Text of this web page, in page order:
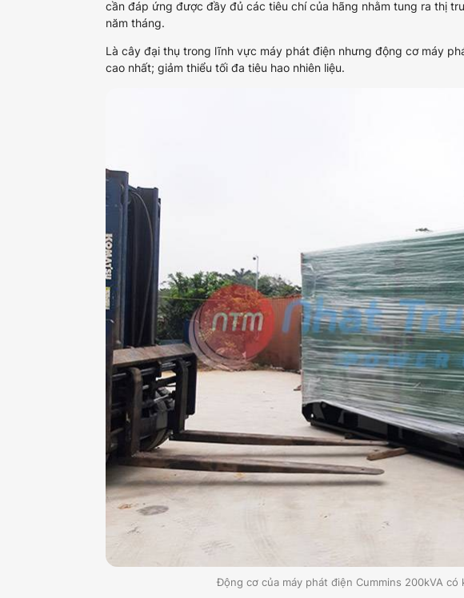
cần đáp ứng được đầy đủ các tiêu chí của hãng nhằm tung ra thị
năm tháng.
Là cây đại thụ trong lĩnh vực máy phát điện nhưng động cơ máy
cao nhất; giảm thiểu tối đa tiêu hao nhiên liệu.
Động cơ của máy phát điện Cummins 200kVA